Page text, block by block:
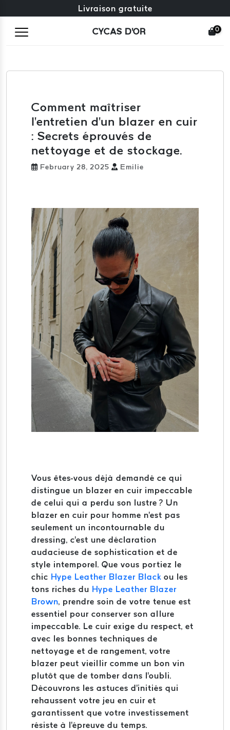
Échange gratuit + retours gratuits
Livraison gratuite
CYCAS D'OR 0
Comment maîtriser
l'entretien d'un blazer en cuir
: Secrets éprouvés de
nettoyage et de stockage.
February 28, 2025 Emilie
Vous êtes-vous déjà demandé ce qui
distingue un blazer en cuir impeccable
de celui qui a perdu son lustre ? Un
blazer en cuir pour homme n'est pas
seulement un incontournable du
dressing, c'est une déclaration
audacieuse de sophistication et de
style intemporel. Que vous portiez le
chic Hype Leather Blazer Black ou les
tons riches du Hype Leather Blazer
Brown, prendre soin de votre tenue est
essentiel pour conserver son allure
impeccable. Le cuir exige du respect, et
avec les bonnes techniques de
nettoyage et de rangement, votre
blazer peut vieillir comme un bon vin
plutôt que de tomber dans l'oubli.
Découvrons les astuces d'initiés qui
rehaussent votre jeu en cuir et
garantissent que votre investissement
résiste à l'épreuve du temps.